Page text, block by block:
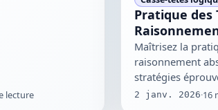
lecture
Pratique des
Maîtrise
Maîtrisez la
raisonnement
stratégies
modèles et
2 janv. 2026·16